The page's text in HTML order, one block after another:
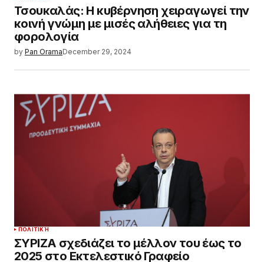
Τσουκαλάς: Η κυβέρνηση χειραγωγεί την
κοινή γνώμη με μισές αλήθειες για τη
φορολογία
by Pan OramaDecember 29, 2024
ΠΟΛΙΤΙΚΉ
ΣΥΡΙΖΑ σχεδιάζει το μέλλον του έως το
2025 στο Εκτελεστικό Γραφείο